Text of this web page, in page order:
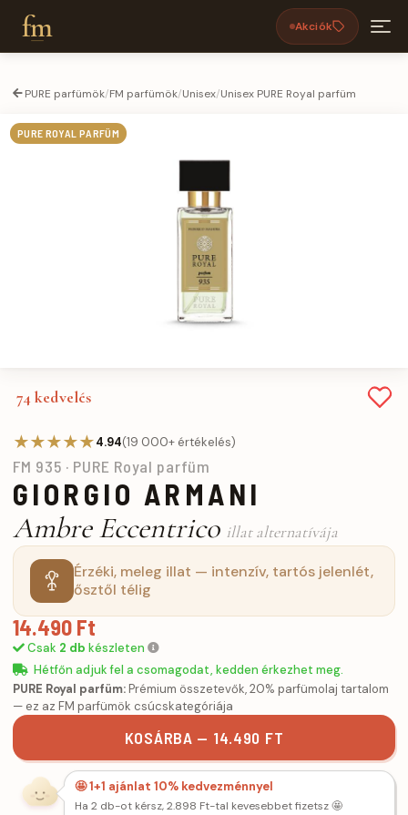
fm Akciók
PURE parfümök/FM parfümök/Unisex/Unisex PURE Royal parfüm
PURE ROYAL PARFÜM
74kedvelés
★★★★★4.94(19 000+ értékelés)
FM 935 · PURE Royal parfüm
GIORGIO ARMANI
Ambre Eccentrico illat alternatívája
Érzéki, meleg illat — intenzív, tartós jelenlét,
ősztől télig
14.490 Ft
Csak 2 db készleten
Hétfőn adjuk fel a csomagodat, kedden érkezhet meg.
PURE Royal parfüm:Prémium összetevők, 20% parfümolaj tartalom
— ez az FM parfümök csúcskategóriája
KOSÁRBA — 14.490 FT
🤩 1+1 ajánlat 10% kedvezménnyel
Ha 2 db-ot kérsz, 2.898 Ft-tal kevesebbet fizetsz 🤩